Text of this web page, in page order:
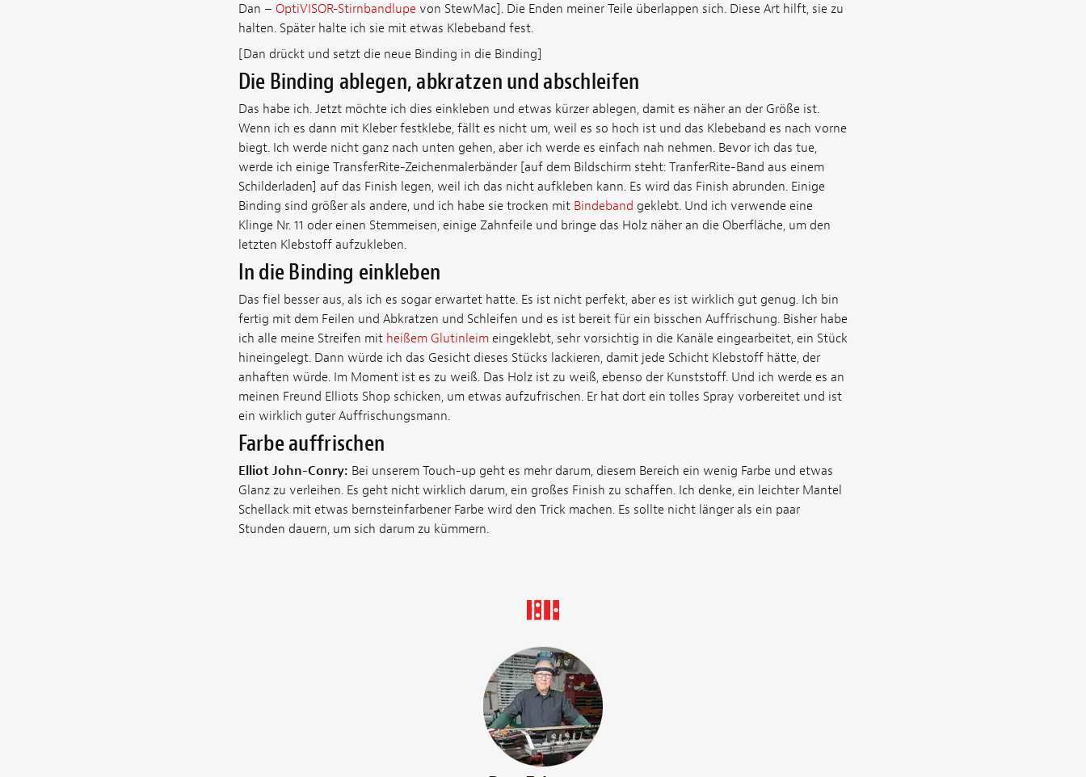
Dan – OptiVISOR-Stirnbandlupe von StewMac]. Die Enden meiner Teile überlappen sich. Diese Art hilft, sie zu
halten. Später halte ich sie mit etwas Klebeband fest.
[Dan drückt und setzt die neue Binding in die Binding]
Die Binding ablegen, abkratzen und abschleifen
Das habe ich. Jetzt möchte ich dies einkleben und etwas kürzer ablegen, damit es näher an der Größe ist.
Wenn ich es dann mit Kleber festklebe, fällt es nicht um, weil es so hoch ist und das Klebeband es nach vorne
biegt. Ich werde nicht ganz nach unten gehen, aber ich werde es einfach nah nehmen. Bevor ich das tue,
werde ich einige TransferRite-Zeichenmalerbänder [auf dem Bildschirm steht: TranferRite-Band aus einem
Schilderladen] auf das Finish legen, weil ich das nicht aufkleben kann. Es wird das Finish abrunden. Einige
Binding sind größer als andere, und ich habe sie trocken mit Bindeband geklebt. Und ich verwende eine
Klinge Nr. 11 oder einen Stemmeisen, einige Zahnfeile und bringe das Holz näher an die Oberfläche, um den
letzten Klebstoff aufzukleben.
In die Binding einkleben
Das fiel besser aus, als ich es sogar erwartet hatte. Es ist nicht perfekt, aber es ist wirklich gut genug. Ich bin
fertig mit dem Feilen und Abkratzen und Schleifen und es ist bereit für ein bisschen Auffrischung. Bisher habe
ich alle meine Streifen mit heißem Glutinleimeingeklebt, sehr vorsichtig in die Kanäle eingearbeitet, ein Stück
hineingelegt. Dann würde ich das Gesicht dieses Stücks lackieren, damit jede Schicht Klebstoff hätte, der
anhaften würde. Im Moment ist es zu weiß. Das Holz ist zu weiß, ebenso der Kunststoff. Und ich werde es an
meinen Freund Elliots Shop schicken, um etwas aufzufrischen. Er hat dort ein tolles Spray vorbereitet und ist
ein wirklich guter Auffrischungsmann.
Farbe auffrischen
Elliot John-Conry: Bei unserem Touch-up geht es mehr darum, diesem Bereich ein wenig Farbe und etwas
Glanz zu verleihen. Es geht nicht wirklich darum, ein großes Finish zu schaffen. Ich denke, ein leichter Mantel
Schellack mit etwas bernsteinfarbener Farbe wird den Trick machen. Es sollte nicht länger als ein paar
Stunden dauern, um sich darum zu kümmern.